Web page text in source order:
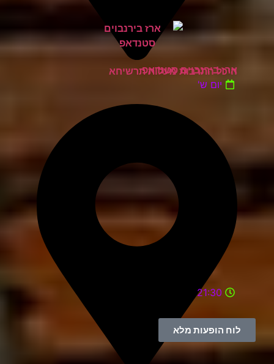
היכל התרבות מעלות תרשיחא
ארז בירנבוים סטנדאפ
יום ש'
21:30
לוח הופעות מלא